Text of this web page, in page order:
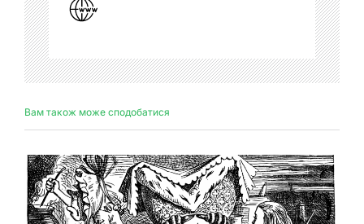
Вам також може сподобатися